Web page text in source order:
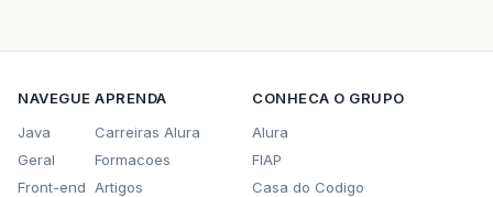
NAVEGUE
Java
Geral
Front-end
APRENDA
Carreiras Alura
Formacoes
Artigos
CONHECA O GRUPO
Alura
FIAP
Casa do Codigo